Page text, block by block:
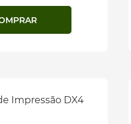
Impressão DX4